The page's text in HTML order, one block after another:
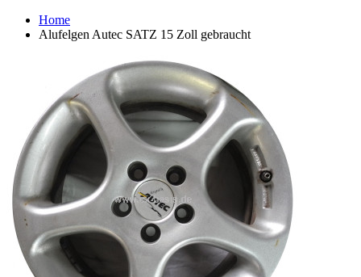
Home
Alufelgen Autec SATZ 15 Zoll gebraucht